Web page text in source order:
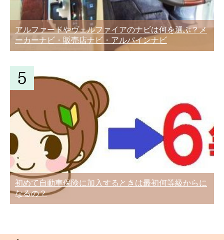
アルファードやヴェルファイアのナビは何を選ぶ？メ
ーカーナビ・販売店ナビ・アルパインナビ
初めて自動車保険に加入するときは最初何等級からに
なるの？